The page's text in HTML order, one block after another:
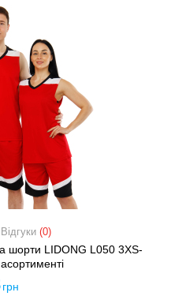
Відгуки (0)
шорти LIDONG L050 3XS-
грн